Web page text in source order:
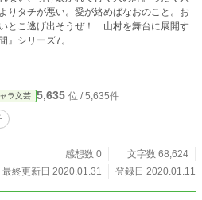
りタチが悪い。愛が絡めばなおのこと。お
とこ逃げ出そうぜ！ 山村を舞台に展開す
』シリーズ7。
ラ文芸 5,635 位 / 5,635件
感想数 0
文字数 68,624
最終更新日 2020.01.31
登録日 2020.01.11